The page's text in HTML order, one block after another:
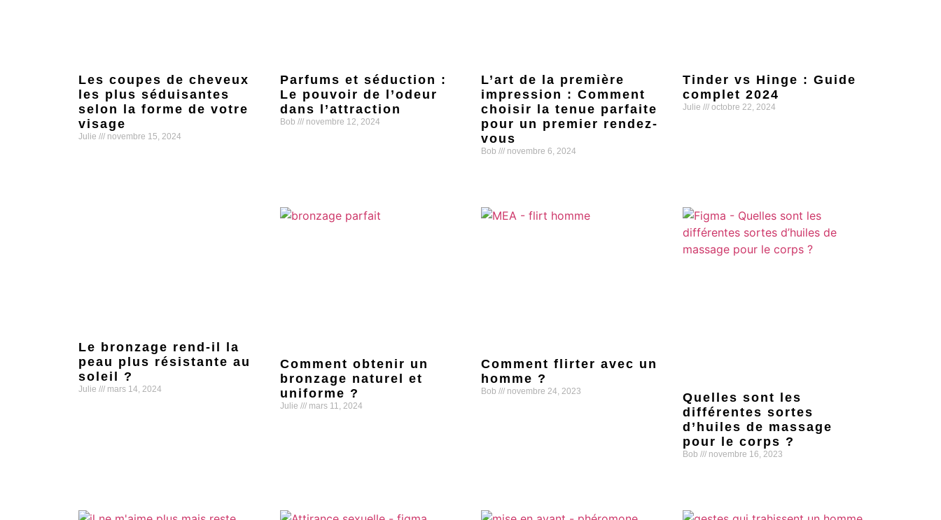
Les coupes de cheveux
les plus séduisantes
selon la forme de votre
visage
Julie novembre 15, 2024
Parfums et séduction :
Le pouvoir de l’odeur
dans l’attraction
Bob novembre 12, 2024
L’art de la première
impression : Comment
choisir la tenue parfaite
pour un premier rendez-
vous
Bob novembre 6, 2024
Tinder vs Hinge : Guide
complet 2024
Julie octobre 22, 2024
Le bronzage rend-il la
peau plus résistante au
soleil ?
Julie mars 14, 2024
Comment obtenir un
bronzage naturel et
uniforme ?
Julie mars 11, 2024
Comment flirter avec un
homme ?
Bob novembre 24, 2023
Quelles sont les
différentes sortes
d’huiles de massage
pour le corps ?
Bob novembre 16, 2023